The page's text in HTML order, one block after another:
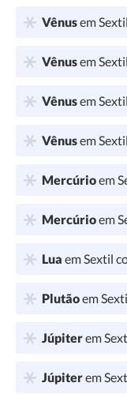
Vênusem
Vênusem
Vênusem
Vênusem
Mercúrioem
Mercúrioem
Lua em Sextil
Plutãoem
Júpiterem
Júpiterem